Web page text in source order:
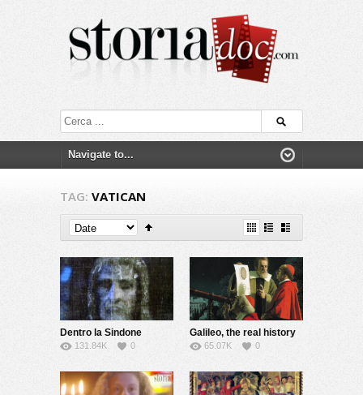
TAG: VATICAN
Dentro la Sindone
131.84K 0
Galileo, the real history
65.07K 0